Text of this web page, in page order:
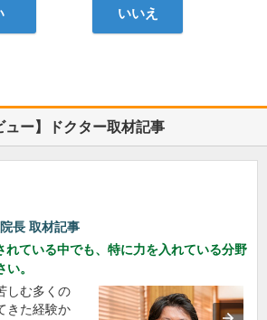
いいえ
ュー】ドクター取材記事
院長 取材記事
ている中でも、特に力を入れている分野
。
しむ多くの
きた経験か